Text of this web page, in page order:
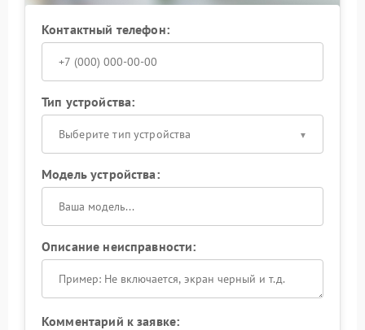
Контактный телефон:
Тип устройства:
Выберите тип устройства
Модель устройства:
Описание неисправности:
Комментарий к заявке: